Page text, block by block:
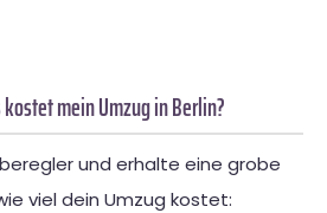
mein Umzug in Berlin?
und erhalte eine grobe
viel dein Umzug kostet: